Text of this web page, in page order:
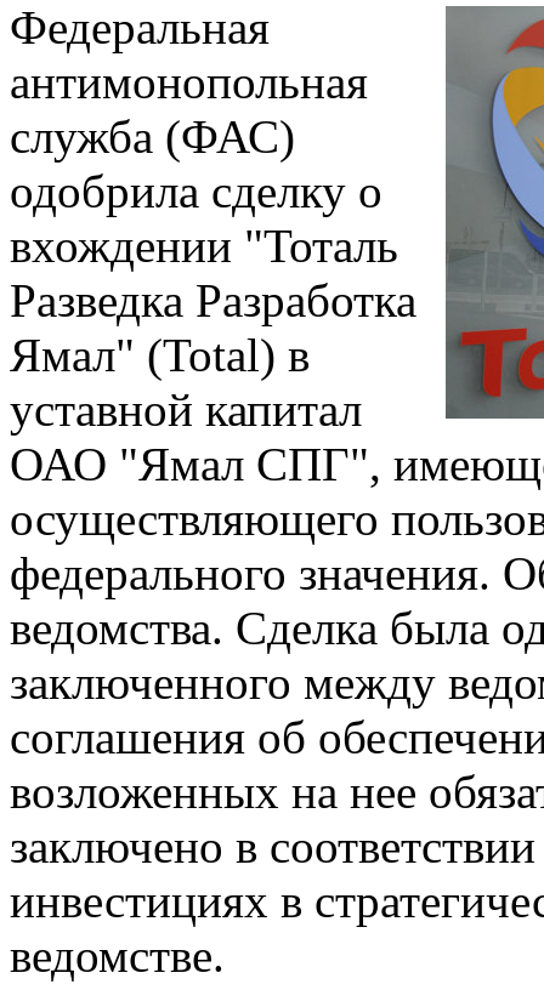
Федеральная
антимонопольная
служба (ФАС)
одобрила сделку о
вхождении "Тоталь
Разведка Разработка
Ямал" (Total) в
уставной капитал
ОАО "Ямал СПГ",
осуществляющего
федерального значения.
ведомства. Сделка была
заключенного между
соглашения об
возложенных на нее
заключено в
инвестициях в
ведомстве.